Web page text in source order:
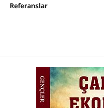
Referanslar